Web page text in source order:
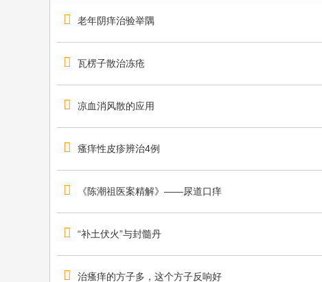
临
经
最
老年阴痒治验举隅
瓦楞子散治冻疮
凉血消风散的应用
瘙痒性皮疹辨治4例
《陈潮祖医案精解》——尿道口痒
“补土伏火”与封髓丹
治瘙痒的方子多，这个方子反响好